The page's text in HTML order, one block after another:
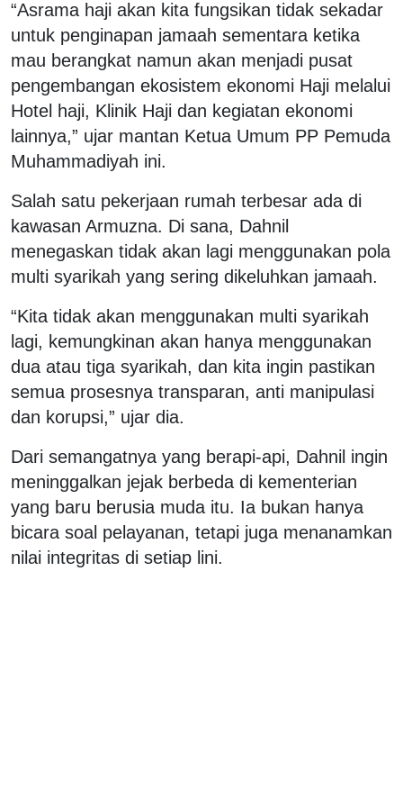
“Asrama haji akan kita fungsikan tidak sekadar
untuk penginapan jamaah sementara ketika
mau berangkat namun akan menjadi pusat
pengembangan ekosistem ekonomi Haji melalui
Hotel haji, Klinik Haji dan kegiatan ekonomi
lainnya,” ujar mantan Ketua Umum PP Pemuda
Muhammadiyah ini.
Salah satu pekerjaan rumah terbesar ada di
kawasan Armuzna. Di sana, Dahnil
menegaskan tidak akan lagi menggunakan pola
multi syarikah yang sering dikeluhkan jamaah.
“Kita tidak akan menggunakan multi syarikah
lagi, kemungkinan akan hanya menggunakan
dua atau tiga syarikah, dan kita ingin pastikan
semua prosesnya transparan, anti manipulasi
dan korupsi,” ujar dia.
Dari semangatnya yang berapi-api, Dahnil ingin
meninggalkan jejak berbeda di kementerian
yang baru berusia muda itu. Ia bukan hanya
bicara soal pelayanan, tetapi juga menanamkan
nilai integritas di setiap lini.